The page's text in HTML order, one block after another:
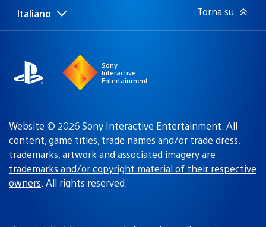
Seleziona
una
Regione
attuale:
Italiano Torna su
Sony
Interactive
Entertainment
Website © 2026 Sony Interactive Entertainment. All
content, game titles, trade names and/or trade dress,
trademarks, artwork and associated imagery are
trademarks and/or copyright material of their respective
owners. All rights reserved.